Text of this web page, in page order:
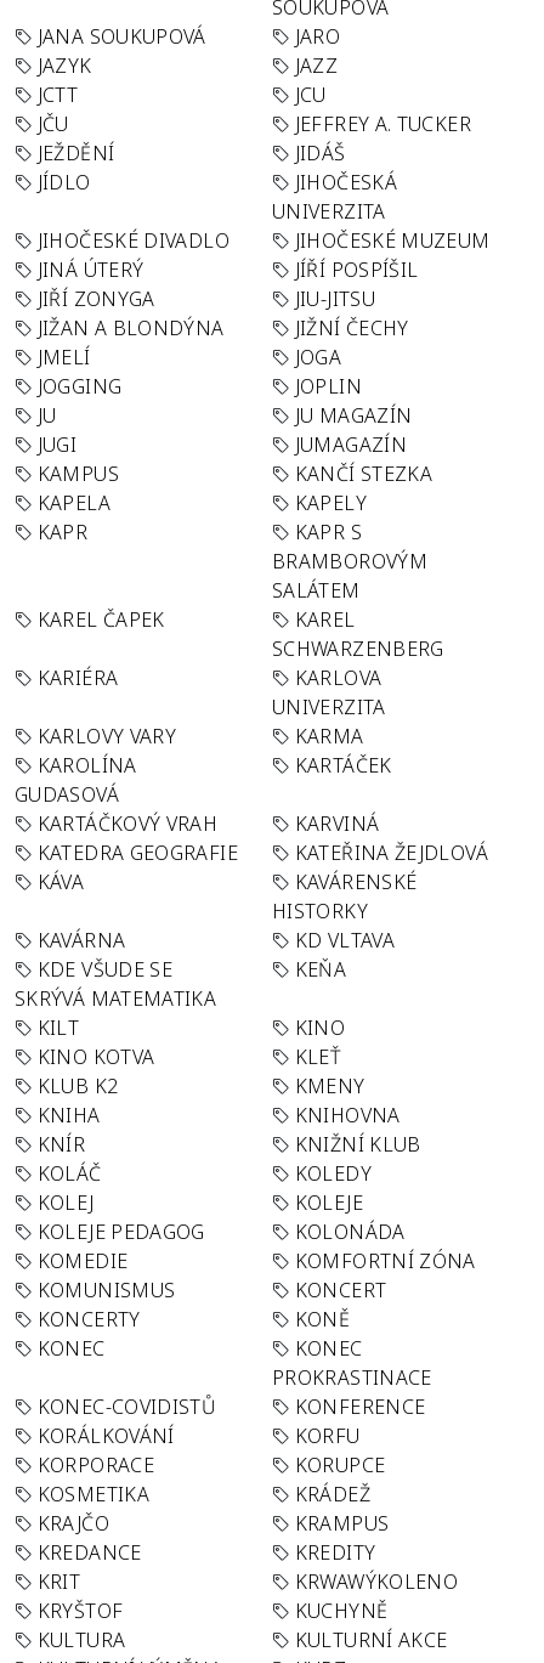
SOUKUPOVÁ
JANA SOUKUPOVÁ
JARO
JAZYK
JAZZ
JCTT
JCU
JČU
JEFFREY A. TUCKER
JEŽDĚNÍ
JIDÁŠ
JÍDLO
JIHOČESKÁ
UNIVERZITA
JIHOČESKÉ DIVADLO
JIHOČESKÉ MUZEUM
JINÁ ÚTERÝ
JÍŘÍ POSPÍŠIL
JIŘÍ ZONYGA
JIU-JITSU
JIŽAN A BLONDÝNA
JIŽNÍ ČECHY
JMELÍ
JOGA
JOGGING
JOPLIN
JU
JU MAGAZÍN
JUGI
JUMAGAZÍN
KAMPUS
KANČÍ STEZKA
KAPELA
KAPELY
KAPR
KAPR S
BRAMBOROVÝM
SALÁTEM
KAREL ČAPEK
KAREL
SCHWARZENBERG
KARIÉRA
KARLOVA
UNIVERZITA
KARLOVY VARY
KARMA
KAROLÍNA
GUDASOVÁ
KARTÁČEK
KARTÁČKOVÝ VRAH
KARVINÁ
KATEDRA GEOGRAFIE
KATEŘINA ŽEJDLOVÁ
KÁVA
KAVÁRENSKÉ
HISTORKY
KAVÁRNA
KD VLTAVA
KDE VŠUDE SE
SKRÝVÁ MATEMATIKA
KEŇA
KILT
KINO
KINO KOTVA
KLEŤ
KLUB K2
KMENY
KNIHA
KNIHOVNA
KNÍR
KNIŽNÍ KLUB
KOLÁČ
KOLEDY
KOLEJ
KOLEJE
KOLEJE PEDAGOG
KOLONÁDA
KOMEDIE
KOMFORTNÍ ZÓNA
KOMUNISMUS
KONCERT
KONCERTY
KONĚ
KONEC
KONEC
PROKRASTINACE
KONEC-COVIDISTŮ
KONFERENCE
KORÁLKOVÁNÍ
KORFU
KORPORACE
KORUPCE
KOSMETIKA
KRÁDEŽ
KRAJČO
KRAMPUS
KREDANCE
KREDITY
KRIT
KRWAWÝKOLENO
KRYŠTOF
KUCHYNĚ
KULTURA
KULTURNÍ AKCE